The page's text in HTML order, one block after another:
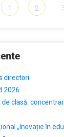
1 2
directori
2026
clasă:
„Inovație în